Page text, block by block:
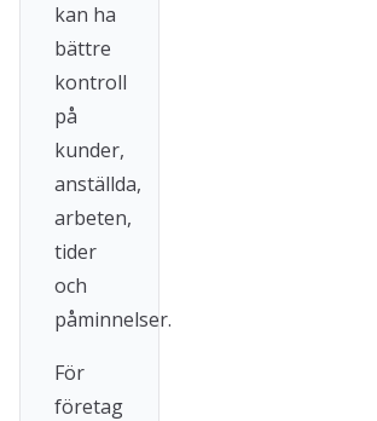
kan ha
bättre
kontroll
på
kunder,
anställda,
arbeten,
tider
och
påminnelser.
För
företag